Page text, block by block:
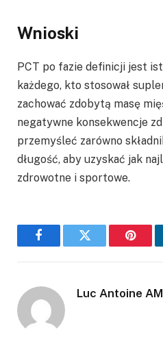
Wnioski
PCT po fazie definicji jest
każdego, kto stosował
zachować zdobytą masę
negatywne konsekwencje
przemyśleć zarówno
długość, aby uzyskać jak
zdrowotne i sportowe.
FacebookTwitter
Luc Antoine